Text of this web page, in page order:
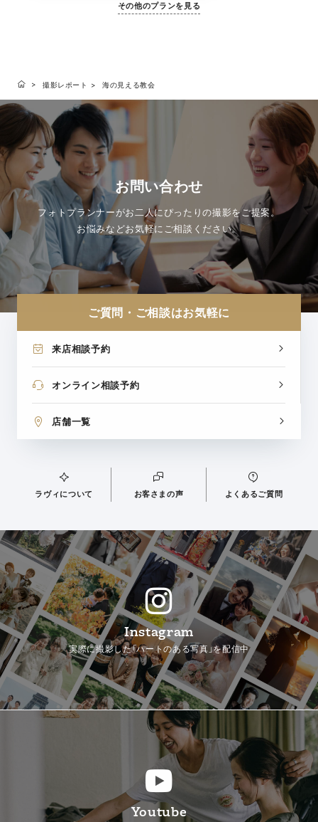
なフォトウェディングを叶えてくれる全撮影デー
その他のプランを見る
撮影レポート 海の見える教会
お問い合わせ
フォトプランナーがお二人にぴったりの撮影をご提案。
お悩みなどお気軽にご相談ください。
ご質問・ご相談はお気軽に
来店相談予約
オンライン相談予約
店舗一覧
ラヴィについて お客さまの声 よくあるご質問
Instagram
実際に撮影した「ハートのある写真」を配信中
Youtube